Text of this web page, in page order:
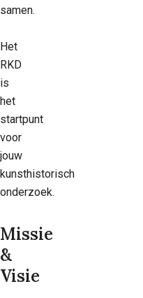
samen.
Het
RKD
is
het
startpunt
voor
jouw
kunsthistorisch
onderzoek.
Missie
&
Visie